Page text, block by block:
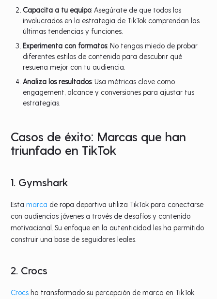
Capacita a tu equipo: Asegúrate de que todos los
involucrados en la estrategia de TikTok comprendan las
últimas tendencias y funciones.
Experimenta con formatos: No tengas miedo de probar
diferentes estilos de contenido para descubrir qué
resuena mejor con tu audiencia.
Analiza los resultados: Usa métricas clave como
engagement, alcance y conversiones para ajustar tus
estrategias.
Casos de éxito: Marcas que han
triunfado en TikTok
1. Gymshark
Estamarca de ropa deportiva utiliza TikTok para conectarse
con audiencias jóvenes a través de desafíos y contenido
motivacional. Su enfoque en la autenticidad les ha permitido
construir una base de seguidores leales.
2. Crocs
Crocs ha transformado su percepción de marca en TikTok,